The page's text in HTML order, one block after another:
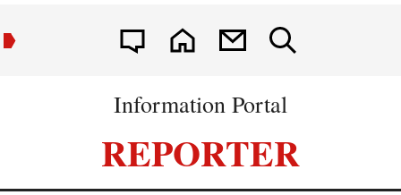
Information Portal
REPORTER